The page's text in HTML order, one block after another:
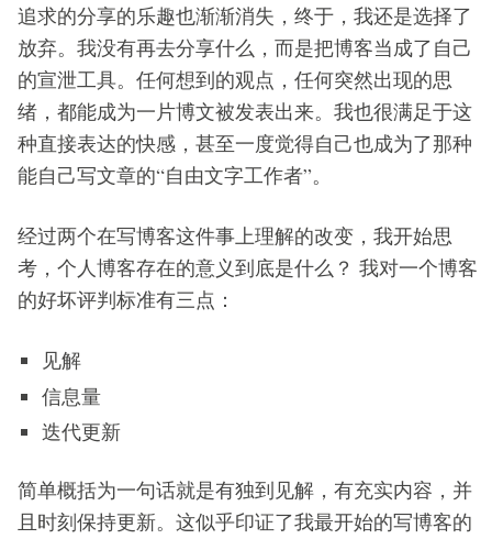
追求的分享的乐趣也渐渐消失，终于，我还是选择了
放弃。我没有再去分享什么，而是把博客当成了自己
的宣泄工具。任何想到的观点，任何突然出现的思
绪，都能成为一片博文被发表出来。我也很满足于这
种直接表达的快感，甚至一度觉得自己也成为了那种
能自己写文章的“自由文字工作者”。
经过两个在写博客这件事上理解的改变，我开始思
考，个人博客存在的意义到底是什么？ 我对一个博客
的好坏评判标准有三点：
见解
信息量
迭代更新
简单概括为一句话就是有独到见解，有充实内容，并
且时刻保持更新。这似乎印证了我最开始的写博客的